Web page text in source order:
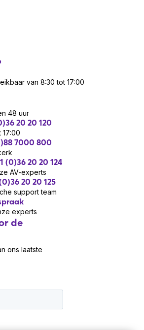
van 8:30 tot 17:00
48 uur
20 20 120
17:00
7000 800
(0)36 20 20 124
AV-experts
20 20 125
support team
experts
de
ons laatste